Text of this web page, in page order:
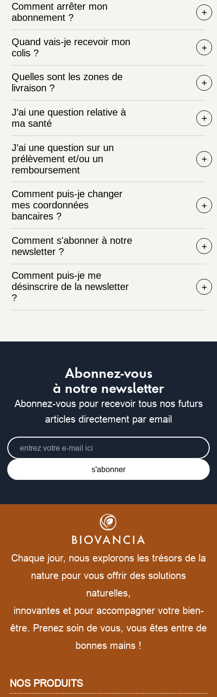
Comment arrêter mon
abonnement ?
Quand vais-je recevoir mon
colis ?
Quelles sont les zones de
livraison ?
J’ai une question relative à
ma santé
J’ai une question sur un
prélèvement et/ou un
remboursement
Comment puis-je changer
mes coordonnées
bancaires ?
Comment s'abonner à notre
newsletter ?
Comment puis-je me
désinscrire de la newsletter
?
Abonnez-vous
à notre newsletter
Abonnez-vous pour recevoir tous nos futurs
articles directement par email
s'abonner
Chaque jour, nous explorons les trésors de la
nature pour vous offrir des solutions
naturelles,
innovantes et pour accompagner votre bien-
être. Prenez soin de vous, vous êtes entre de
bonnes mains !
NOS PRODUITS